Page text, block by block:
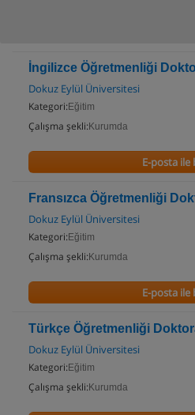
İngilizce Öğretmenliği
Dokuz Eylül Üniversitesi
Kategori: Eğitim
Çalışma şekli: Kurumda
E-posta ile
Fransızca Öğretmenliği
Dokuz Eylül Üniversitesi
Kategori: Eğitim
Çalışma şekli: Kurumda
E-posta ile
Türkçe Öğretmenliği
Dokuz Eylül Üniversitesi
Kategori: Eğitim
Çalışma şekli: Kurumda